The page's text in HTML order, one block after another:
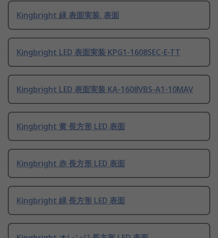
Kingbright 緑 表面実装, 表面
Kingbright LED 表面実装 KPG1-1608SEC-E-TT
Kingbright LED 表面実装 KA-1608VBS-A1-10MAV
Kingbright 黄 長方形 LED 表面
Kingbright 赤 長方形 LED 表面
Kingbright 緑 長方形 LED 表面